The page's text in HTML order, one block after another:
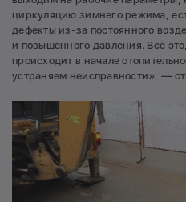
циркуляцию зимнего режима,
дефекты из-за постоянного
и повышенного давления. Всё
происходит в начале
устраняем неисправности», —